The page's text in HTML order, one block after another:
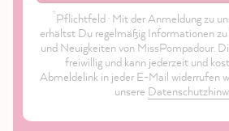
*Pflichtfeld · Mit der Anmeldung zu
erhältst Du regelmäßig Informationen
und Neuigkeiten von MissPompadour.
freiwillig und kann jederzeit und
Abmeldelink in jeder E-Mail widerrufen
unsere